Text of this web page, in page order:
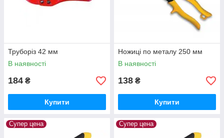
Труборіз 42 мм
В наявності
184 ₴
Купити
Ножиці по металу 250 мм
В наявності
138 ₴
Купити
Супер цена Супер цена